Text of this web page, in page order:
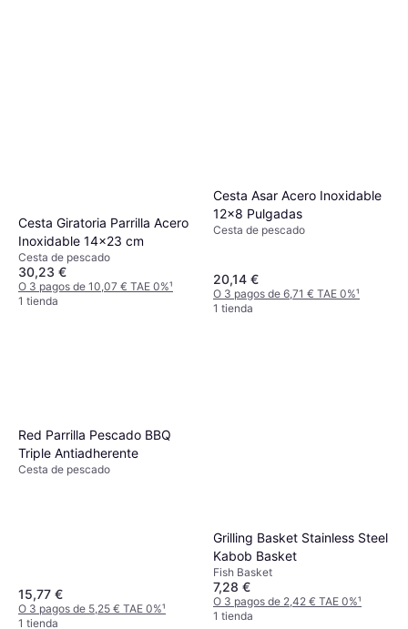
Cesta Giratoria Parrilla Acero
Inoxidable 14x23 cm
Cesta de pescado
30,23 €
O 3 pagos de 10,07 € TAE 0%¹
1 tienda
Cesta Asar Acero Inoxidable
12x8 Pulgadas
Cesta de pescado
20,14 €
O 3 pagos de 6,71 € TAE 0%¹
1 tienda
Red Parrilla Pescado BBQ
Triple Antiadherente
Cesta de pescado
15,77 €
O 3 pagos de 5,25 € TAE 0%¹
1 tienda
Grilling Basket Stainless Steel
Kabob Basket
Fish Basket
7,28 €
O 3 pagos de 2,42 € TAE 0%¹
1 tienda